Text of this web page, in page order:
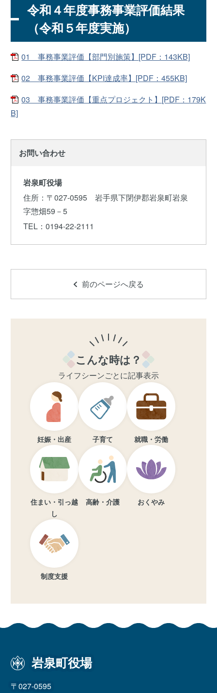
令和４年度事務事業評価結果
（令和５年度実施）
01 事務事業評価【部門別施策】[PDF：143KB]
02 事務事業評価【KPI達成率】[PDF：455KB]
03 事務事業評価【重点プロジェクト】[PDF：179K
B]
お問い合わせ
岩泉町役場
住所 ：〒027-0595 岩手県下閉伊郡岩泉町岩泉
字惣畑59－5
TEL ：0194-22-2111
前のページへ戻る
こんな時は？
ライフシーンごとに記事表示
妊娠・出産 子育て 就職・労働
住まい・引っ越
し
高齢・介護 おくやみ
制度支援
岩泉町役場
〒027-0595